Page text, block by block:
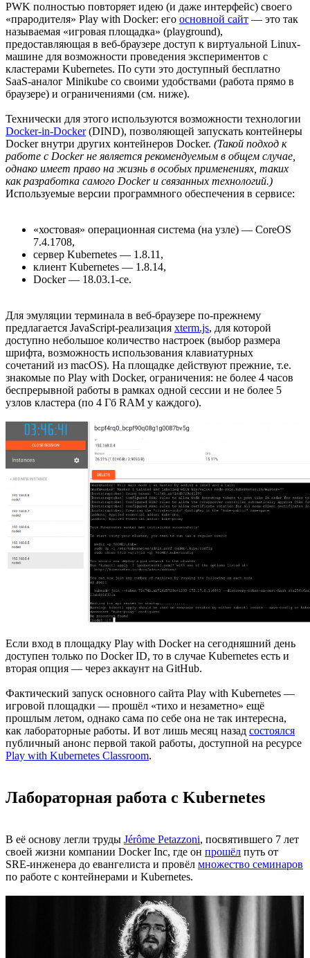
PWK полностью повторяет идею (и даже интерфейс) своего
«прародителя» Play with Docker: его основной сайт — это так
называемая «игровая площадка» (playground),
предоставляющая в веб-браузере доступ к виртуальной Linux-
машине для возможности проведения экспериментов с
кластерами Kubernetes. По сути это доступный бесплатно
SaaS-аналог Minikube со своими удобствами (работа прямо в
браузере) и ограничениями (см. ниже).
Технически для этого используются возможности технологии
Docker-in-Docker(DIND), позволяющей запускать контейнеры
Docker внутри других контейнеров Docker. (Такой подход к
работе с Docker не является рекомендуемым в общем случае,
однако имеет право на жизнь в особых применениях, таких
как разработка самого Docker и связанных технологий.)
Используемые версии программного обеспечения в сервисе:
«хостовая» операционная система (на ­узле) — CoreOS
7.4.1708,
сервер Kubernetes — 1.8.11,
клиент Kubernetes — 1.8.14,
Docker — 18.03.1-ce.
Для эмуляции терминала в веб-браузере по-прежнему
предлагается JavaScript-реализация xterm.js, для которой
доступно небольшое количество настроек (выбор размера
шрифта, возможность использования клавиатурных
сочетаний из macOS). На площадке действуют прежние, т.е.
знакомые по Play with Docker, ограничения: не более 4 часов
беспрерывной работы в рамках одной сессии и не более 5
узлов кластера (по 4 Гб RAM у каждого).
Если вход в площадку Play with Docker на сегодняшний день
доступен только по Docker ID, то в случае Kubernetes есть и
вторая опция — через аккаунт на GitHub.
Фактический запуск основного сайта Play with Kubernetes —
игровой площадки — прошёл «тихо и незаметно» ещё
прошлым летом, однако сама по себе она не так интересна,
как лабораторные работы. И вот лишь месяц назад состоялся
публичный анонс первой такой работы, доступной на ресурсе
Play with Kubernetes Classroom.
Лабораторная работа с Kubernetes
В её основу легли труды Jérôme Petazzoni, посвятившего 7 лет
своей жизни компании Docker Inc, где он прошёл путь от
SRE-инженера до евангелиста и провёл множество семинаров
по работе с контейнерами и Kubernetes.